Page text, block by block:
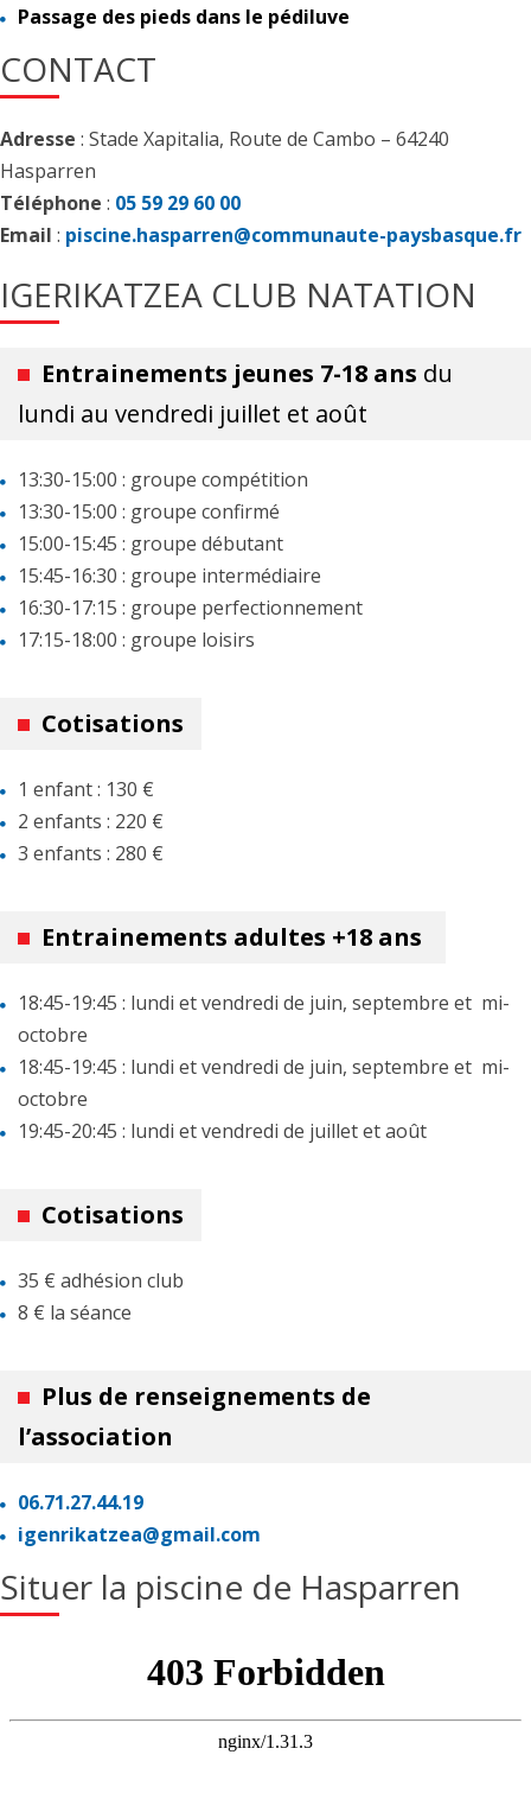
Passage des pieds dans le pédiluve
CONTACT
Adresse : Stade Xapitalia, Route de Cambo – 64240
Hasparren
Téléphone : 05 59 29 60 00
Email : piscine.hasparren@communaute-paysbasque.fr
IGERIKATZEA CLUB NATATION
Entrainements jeunes 7-18 ans du
lundi au vendredi juillet et août
13:30-15:00 : groupe compétition
13:30-15:00 : groupe confirmé
15:00-15:45 : groupe débutant
15:45-16:30 : groupe intermédiaire
16:30-17:15 : groupe perfectionnement
17:15-18:00 : groupe loisirs
Cotisations
1 enfant : 130 €
2 enfants : 220 €
3 enfants : 280 €
Entrainements adultes +18 ans
18:45-19:45 : lundi et vendredi de juin, septembre et mi-
octobre
18:45-19:45 : lundi et vendredi de juin, septembre et mi-
octobre
19:45-20:45 : lundi et vendredi de juillet et août
Cotisations
35 € adhésion club
8 € la séance
Plus de renseignements de
l’association
06.71.27.44.19
igenrikatzea@gmail.com
Situer la piscine de Hasparren